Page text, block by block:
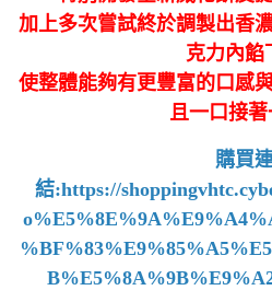
加上多次嘗試終於調製出香
克力內餡
使整體能夠有更豐富的口感
且一口接
購買
結:https://